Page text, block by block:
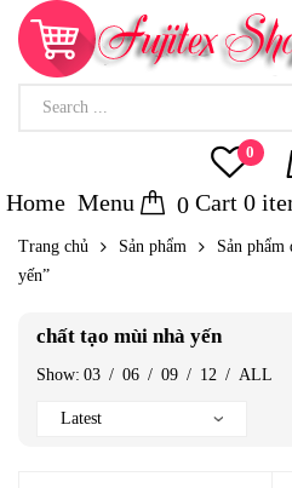
0
Home Menu 0 Cart 0
Trang chủ Sản phẩm
Sản phẩm
yến”
chất tạo mùi nhà yến
Show: 03 / 06 / 09 / 12 / ALL